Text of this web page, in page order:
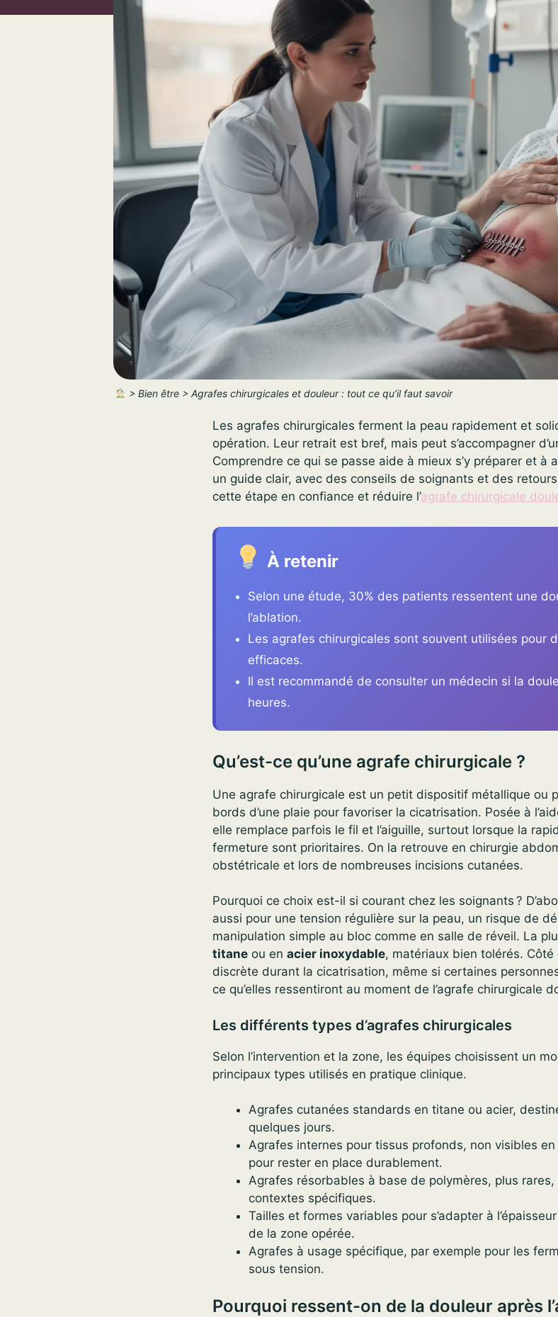
> Bien être> Agrafes chirurgicales et douleur : tout ce qu’il faut savoir
Les agrafes chirurgicales ferment la peau rapidement et
opération. Leur retrait est bref, mais peut s’accompagner
Comprendre ce qui se passe aide à mieux s’y préparer et à
un guide clair, avec des conseils de soignants et des
cette étape en confiance et réduire l’agrafe chirurgicale
À retenir
Selon une étude, 30% des patients ressentent une
l’ablation.
Les agrafes chirurgicales sont souvent utilisées pour
efficaces.
Il est recommandé de consulter un médecin si la
heures.
Qu’est-ce qu’une agrafe chirurgicale ?
Une agrafe chirurgicale est un petit dispositif métallique ou
bords d’une plaie pour favoriser la cicatrisation. Posée à
elle remplace parfois le fil et l’aiguille, surtout lorsque la
fermeture sont prioritaires. On la retrouve en chirurgie
obstétricale et lors de nombreuses incisions cutanées.
Pourquoi ce choix est-il si courant chez les soignants ?
aussi pour une tension régulière sur la peau, un risque de
manipulation simple au bloc comme en salle de réveil. La
titane ou en acier inoxydable, matériaux bien tolérés. Côté
discrète durant la cicatrisation, même si certaines
ce qu’elles ressentiront au moment de l’agrafe chirurgicale
Les différents types d’agrafes chirurgicales
Selon l’intervention et la zone, les équipes choisissent un
principaux types utilisés en pratique clinique.
Agrafes cutanées standards en titane ou acier,
quelques jours.
Agrafes internes pour tissus profonds, non visibles
pour rester en place durablement.
Agrafes résorbables à base de polymères, plus
contextes spécifiques.
Tailles et formes variables pour s’adapter à
de la zone opérée.
Agrafes à usage spécifique, par exemple pour les
sous tension.
Pourquoi ressent-on de la douleur après